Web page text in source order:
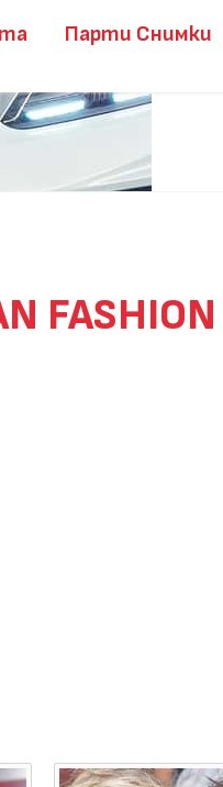
Парти Снимки
FASHION